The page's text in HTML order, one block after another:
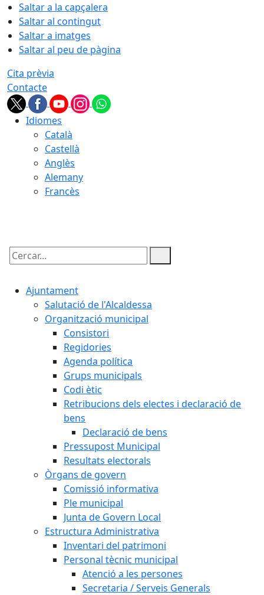
Saltar a la capçalera
Saltar al contingut
Saltar a imatges
Saltar al peu de pàgina
Cita prèvia
Contacte
Idiomes
Català
Castellà
Anglès
Alemany
Francès
Cercar:
Ajuntament
Salutació de l'Alcaldessa
Organització municipal
Consistori
Regidories
Agenda política
Grups municipals
Codi ètic
Retribucions dels electes i declaració de
bens
Declaració de bens
Pressupost Municipal
Resultats electorals
Òrgans de govern
Comissió informativa
Ple municipal
Junta de Govern Local
Estructura Administrativa
Inventari del patrimoni
Personal tècnic municipal
Atenció a les persones
Secretaria / Serveis Generals